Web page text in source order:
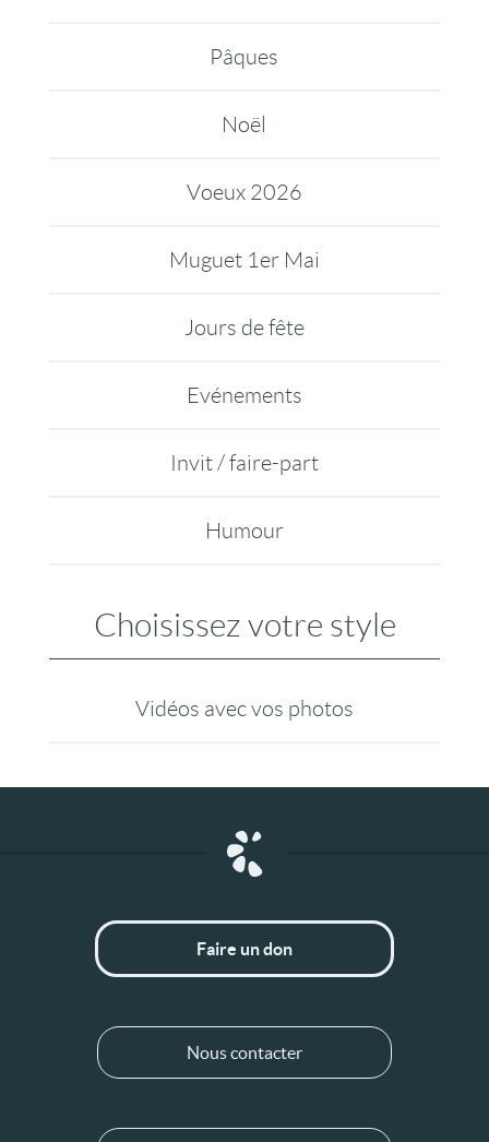
Pâques
Noël
Voeux 2026
Muguet 1er Mai
Jours de fête
Evénements
Invit / faire-part
Humour
Choisissez votre style
Vidéos avec vos photos
Faire un don
Nous contacter